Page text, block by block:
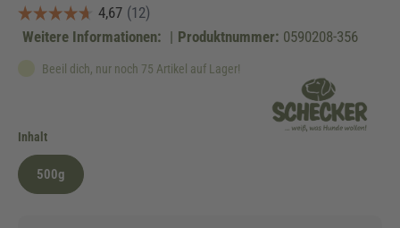
Weitere Informationen: | Produktnummer: 0590208-356
Beeil dich, nur noch 75 Artikel auf Lager!
Inhaltauswählen
500g